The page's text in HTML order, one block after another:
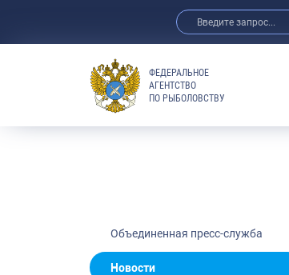
ФЕДЕРАЛЬНОЕ
АГЕНТСТВО
ПО РЫБОЛОВСТВУ
Объединенная пресс-служба
Новости